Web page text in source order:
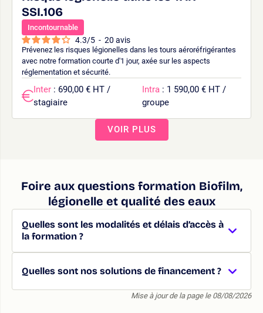
SSI.106
Incontournable
4.3/5 - 20 avis
Prévenez les risques légionelles dans les tours aéroréfrigérantes
avec notre formation courte d'1 jour, axée sur les aspects
réglementation et sécurité.
Inter : 690,00 € HT /
stagiaire
Intra : 1 590,00 € HT /
groupe
VOIR PLUS
Foire aux questions formation Biofilm,
légionelle et qualité des eaux
Quelles sont les modalités et délais d’accès à
la formation ?
Quelles sont nos solutions de financement ?
Mise à jour de la page le 08/08/2026